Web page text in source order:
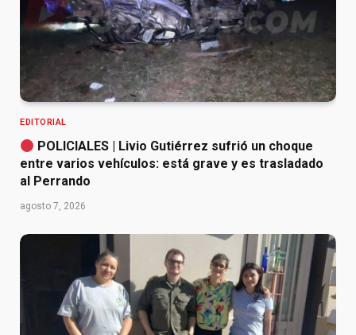
EDITORIAL
POLICIALES | Livio Gutiérrez sufrió un choque
entre varios vehículos: está grave y es trasladado
al Perrando
agosto 7, 2026